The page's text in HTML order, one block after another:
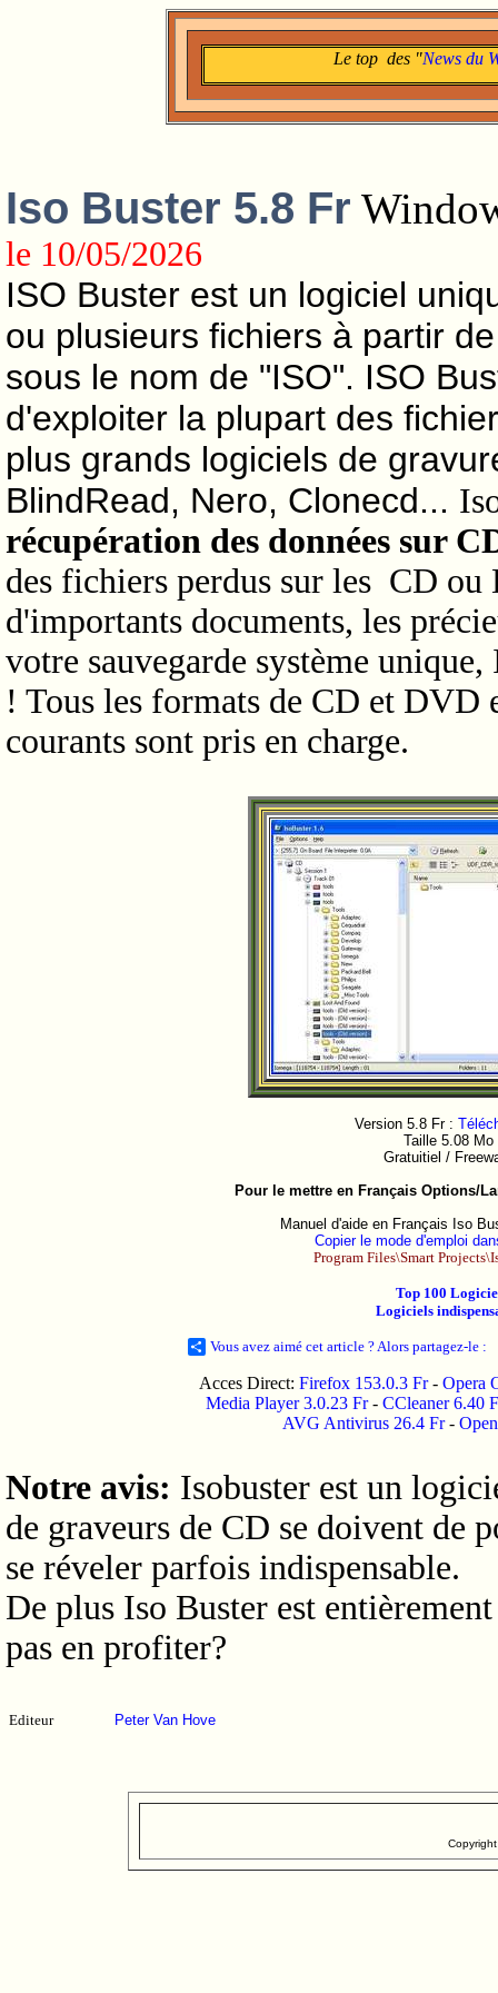
Le top des "News du
Iso Buster 5.8 Fr
le 10/05/2026
ISO Buster est un logiciel
ou plusieurs fichiers à partir
sous le nom de "ISO". ISO
d'exploiter la plupart des
plus grands logiciels de
BlindRead, Nero, Clonecd...
récupération des données sur
des fichiers perdus sur les CD
d'importants documents, les
votre sauvegarde système
! Tous les formats de CD et DVD
courants sont pris en charge.
Version 5.8 Fr :
Taille 5.08 Mo
Gratuitiel /
Pour le mettre en Français Options/
Manuel d'aide en Français Iso
Copier le mode d'emploi
Program Files\Smart
Top 100
Logiciels
Vous avez aimé cet article ? Alors partagez-le :
Acces Direct: Firefox 153.0.3 Fr- Opera
Media Player 3.0.23 Fr- CCleaner 6.40
AVG Antivirus 26.4 Fr-
Notre avis: Isobuster est un
de graveurs de CD se doivent de
se réveler parfois indispensable.
De plus Iso Buster est
pas en profiter?
Editeur Peter Van Hove